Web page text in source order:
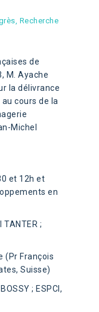
Recherche
de
M. Ayache
la délivrance
cours de la
Michel
et 12h et
en
;
(Pr François
Suisse)
; ESPCI,